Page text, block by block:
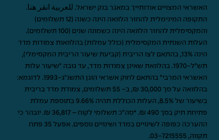
האשראי המצויים אודותייך במאגר בנק ישראל. للعربية انقر هنا .
התקופה המינימלית להחזר הלוואה הינה כשנה (12 תשלומים)
והמקסימלית להחזר הלוואה הינה כשמונה שנים (100 תשלומים).
העלות השנתית המקסימלית (כולל עמלות) בהלוואות צמודות מדד
הינה 13%, בהתאם לצו הריבית (קביעת שיעור הריבית המקסימלי),
תש"ל-1970. בהלוואת שאינן צמודות מדד, עד גובה "שיעור עלות
האשראי המרבי" בהתאם לחוק אשראי הוגן התשנ"ג-1993. לדוגמא:
בהלוואה על סך 30,000 ₪, ב- 55 תשלומים, צמודת מדד בריבית
בשיעור של 8.5%, העלות הכוללת תהיה 9.66% בתוספת עמלת
פתיחת תיק בסך 490 ₪. *סה"כ תשלומי לקוח – 36,817 ₪. יובהר כי
ההערכה כפופה לשינויים במדד ושינויים נוספים. אפעל 35 פתח
תקווה, 03-7215555
.